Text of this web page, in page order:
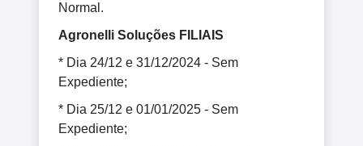
Normal.
Agronelli Soluções FILIAIS
* Dia 24/12 e 31/12/2024 - Sem
Expediente;
* Dia 25/12 e 01/01/2025 - Sem
Expediente;